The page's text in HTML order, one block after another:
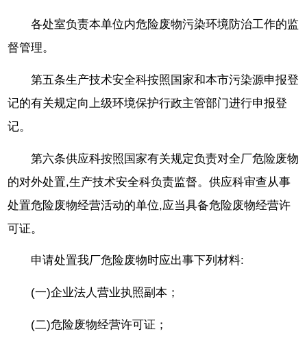
各处室负责本单位内危险废物污染环境防治工作的监
督管理。
第五条生产技术安全科按照国家和本市污染源申报登
记的有关规定向上级环境保护行政主管部门进行申报登
记。
第六条供应科按照国家有关规定负责对全厂危险废物
的对外处置,生产技术安全科负责监督。供应科审查从事
处置危险废物经营活动的单位,应当具备危险废物经营许
可证。
申请处置我厂危险废物时应出事下列材料:
(一)企业法人营业执照副本；
(二)危险废物经营许可证；